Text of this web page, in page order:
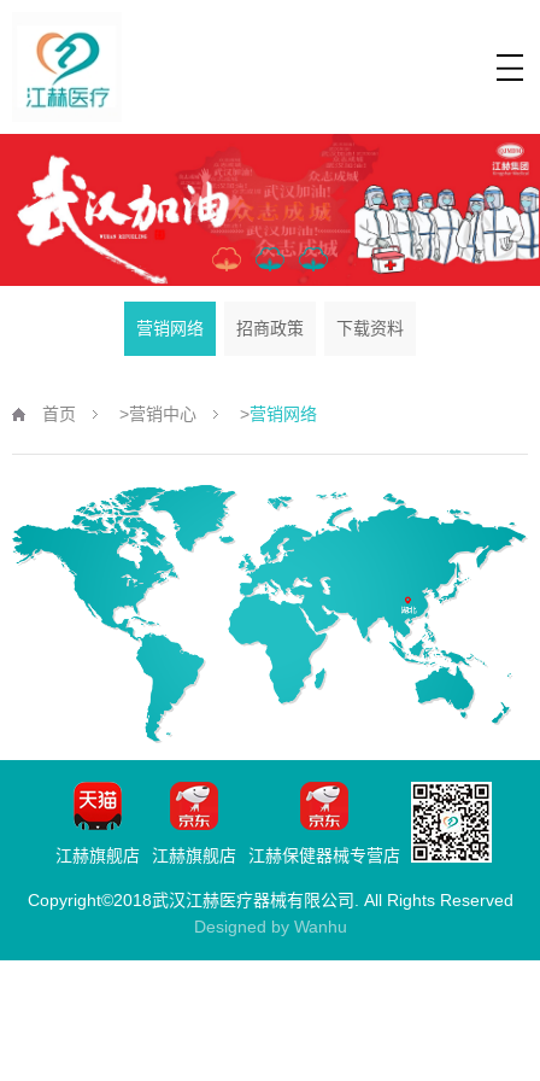
营销网络 招商政策 下载资料
首页 >营销中心 >营销网络
江赫旗舰店 江赫旗舰店 江赫保健器械专营店
Copyright©2018武汉江赫医疗器械有限公司. All Rights Reserved
Designed by Wanhu